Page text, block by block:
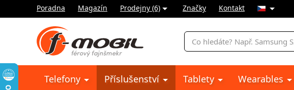
Poradna Magazín Prodejny (6) Značky Kontakt
Vyhledávání
Telefony Příslušenství Tablety Wearables